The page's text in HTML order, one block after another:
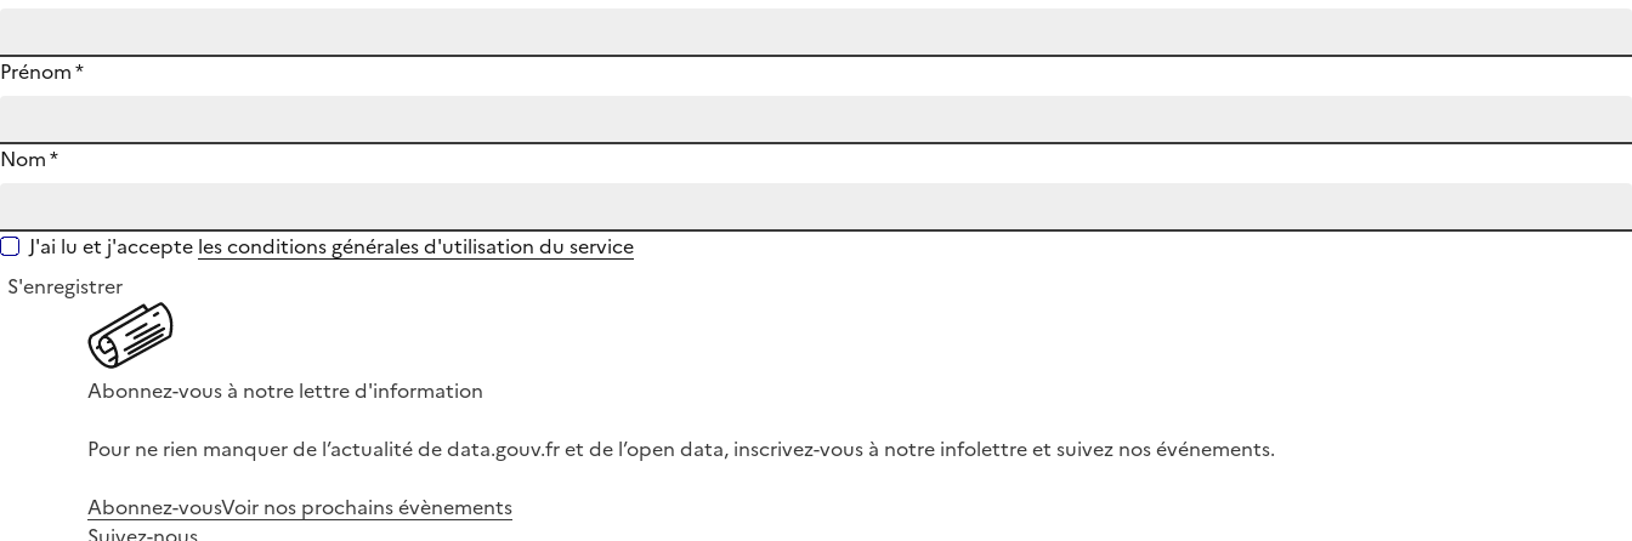
Prénom*
Nom*
J'ai lu et j'accepte les conditions générales d'utilisation du service
S'enregistrer
Abonnez-vous à notre lettre d'information
Pour ne rien manquer de l’actualité de data.gouv.fr et de l’open data, inscrivez-vous à notre infolettre et suivez nos événements.
Abonnez-vousVoir nos prochains évènements